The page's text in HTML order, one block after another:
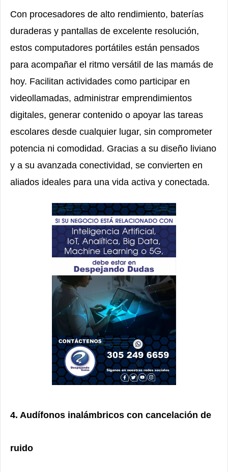
Con procesadores de alto rendimiento, baterías
duraderas y pantallas de excelente resolución,
estos computadores portátiles están pensados
para acompañar el ritmo versátil de las mamás de
hoy. Facilitan actividades como participar en
videollamadas, administrar emprendimientos
digitales, generar contenido o apoyar las tareas
escolares desde cualquier lugar, sin comprometer
potencia ni comodidad. Gracias a su diseño liviano
y a su avanzada conectividad, se convierten en
aliados ideales para una vida activa y conectada.
4. Audífonos inalámbricos con cancelación de
ruido